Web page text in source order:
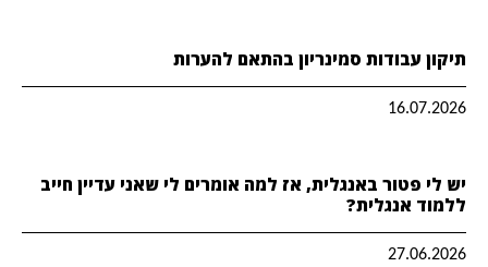
תיקון עבודות סמינריון בהתאם להערות
16.07.2026
יש לי פטור באנגלית, אז למה אומרים לי שאני עדיין חייב
ללמוד אנגלית?
27.06.2026